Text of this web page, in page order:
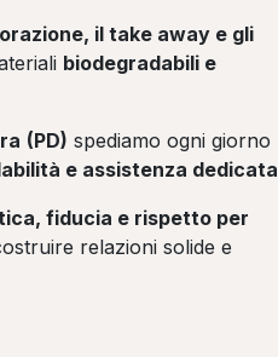
il take away e gli
biodegradabili e
(PD) spediamo ogni giorno
e assistenza dedicata
fiducia e rispetto per
relazioni solide e